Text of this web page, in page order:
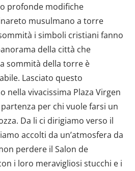
profonde modifiche
musulmano a torre
i simboli cristiani fanno
della città che
sommità della torre è
Lasciato questo
nella vivacissima Plaza Virgen
per chi vuole farsi un
Da li ci dirigiamo verso il
accolti da un’atmosfera da
perdere il Salon de
i loro meravigliosi stucchi e i